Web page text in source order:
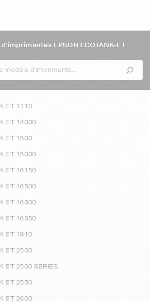
EPSON ECOTANK-ET
ET 1110
ET 14000
ET 1500
ET 15000
ET 16150
ET 16500
ET 16600
ET 16650
ET 1810
ET 2500
ET 2500 SERIES
ET 2550
ET 2600